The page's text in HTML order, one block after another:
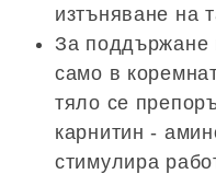
изтъняване на
За поддържане
само в
тяло се
карнитин -
стимулира